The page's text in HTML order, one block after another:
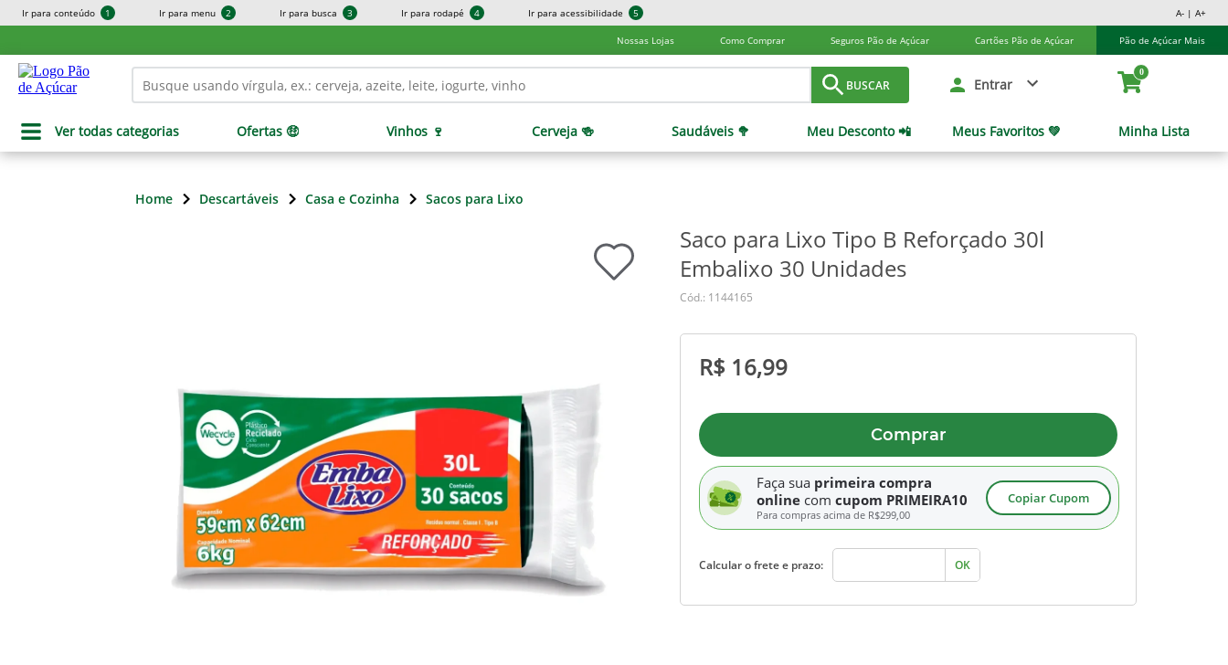
Ir para conteúdo 1 Ir para menu 2 Ir para busca 3 Ir para rodapé 4 Ir para acessibilidade 5 A- | A+
Nossas Lojas Como Comprar Seguros Pão de Açúcar Cartões Pão de Açúcar Pão de Açúcar Mais
BUSCAR Entrar
0
Ver todas categorias Ofertas 🤑 Vinhos 🍷 Cerveja 🍻 Saudáveis 🥦 Meu Desconto 📲 Meus Favoritos 💚 Minha Lista
Home Descartáveis Casa e Cozinha Sacos para Lixo
Saco para Lixo Tipo B Reforçado 30l
Embalixo 30 Unidades
Cód.: 1144165
R$ 16,99
Comprar
Faça sua primeira compra
online com cupom PRIMEIRA10
Para compras acima de R$299,00
Copiar Cupom
Calcular o frete e prazo: OK